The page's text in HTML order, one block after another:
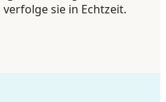
sie in Echtzeit.